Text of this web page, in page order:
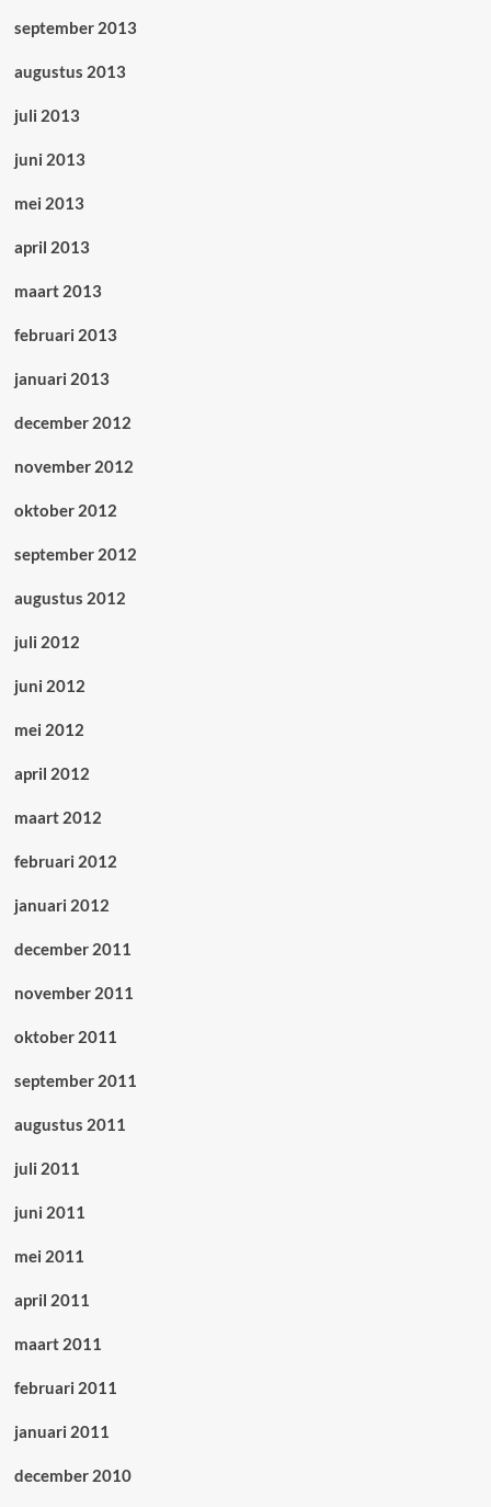
september 2013
augustus 2013
juli 2013
juni 2013
mei 2013
april 2013
maart 2013
februari 2013
januari 2013
december 2012
november 2012
oktober 2012
september 2012
augustus 2012
juli 2012
juni 2012
mei 2012
april 2012
maart 2012
februari 2012
januari 2012
december 2011
november 2011
oktober 2011
september 2011
augustus 2011
juli 2011
juni 2011
mei 2011
april 2011
maart 2011
februari 2011
januari 2011
december 2010